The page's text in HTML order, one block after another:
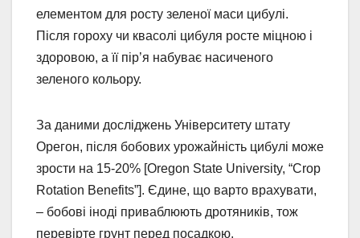
елементом для росту зеленої маси цибулі.
Після гороху чи квасолі цибуля росте міцною і
здоровою, а її пір’я набуває насиченого
зеленого кольору.
За даними досліджень Університету штату
Орегон, після бобових урожайність цибулі може
зрости на 15-20% [Oregon State University, “Crop
Rotation Benefits”]. Єдине, що варто врахувати,
– бобові іноді приваблюють дротяників, тож
перевірте грунт перед посадкою.